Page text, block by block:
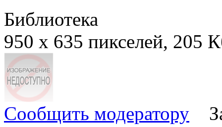
Библиотека
950 x 635 пикселей, 205
Сообщить модератору